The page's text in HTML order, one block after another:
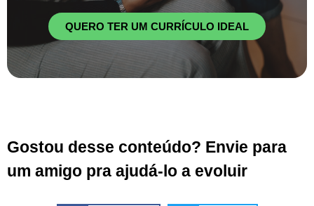
QUERO TER UM CURRÍCULO IDEAL
Gostou desse conteúdo? Envie para
um amigo pra ajudá-lo a evoluir